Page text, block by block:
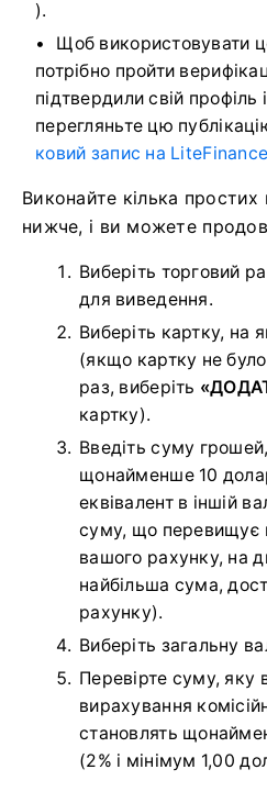
).
Щоб використовувати
потрібно пройти
підтвердили свій профіль
перегляньте цю
ковий запис на LiteFinance
Виконайте кілька простих
нижче, і ви можете
Виберіть торговий
для виведення.
Виберіть картку, на
(якщо картку не
раз, виберіть
картку).
Введіть суму
щонайменше 10
еквівалент в іншій
суму, що перевищує
вашого рахунку, на
найбільша сума,
рахунку).
Виберіть загальну
Перевірте суму, яку
вирахування
становлять
(2% і мінімум 1,00